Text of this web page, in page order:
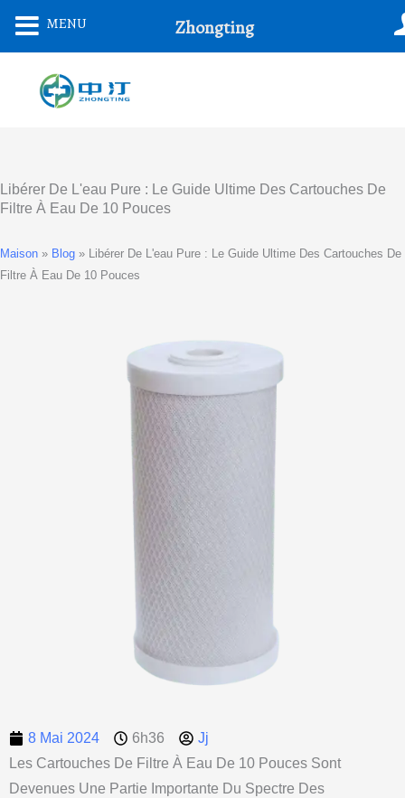
Au
Libérer De L'eau Pure : Le Guide Ultime Des Cartouches De
Filtre À Eau De 10 Pouces
Maison » Blog » Libérer De L'eau Pure : Le Guide Ultime Des Cartouches De
Filtre À Eau De 10 Pouces
8 Mai 2024 6h36
Jj
Les Cartouches De Filtre À Eau De 10 Pouces Sont
Devenues Une Partie Importante Du Spectre Des
MENU Zhongting